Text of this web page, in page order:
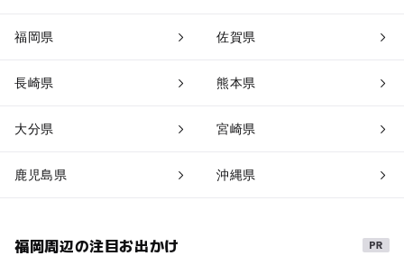
福岡県 佐賀県
長崎県 熊本県
大分県 宮崎県
鹿児島県 沖縄県
福岡周辺の注目お出かけ